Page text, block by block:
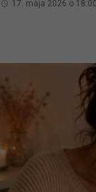
17. mája 2026 o